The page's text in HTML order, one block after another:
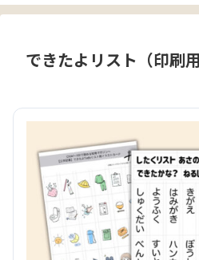
できたよリスト（印刷用